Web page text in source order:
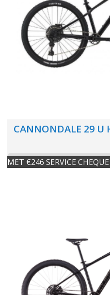
CANNONDALE 29
MET €246 SERVICE